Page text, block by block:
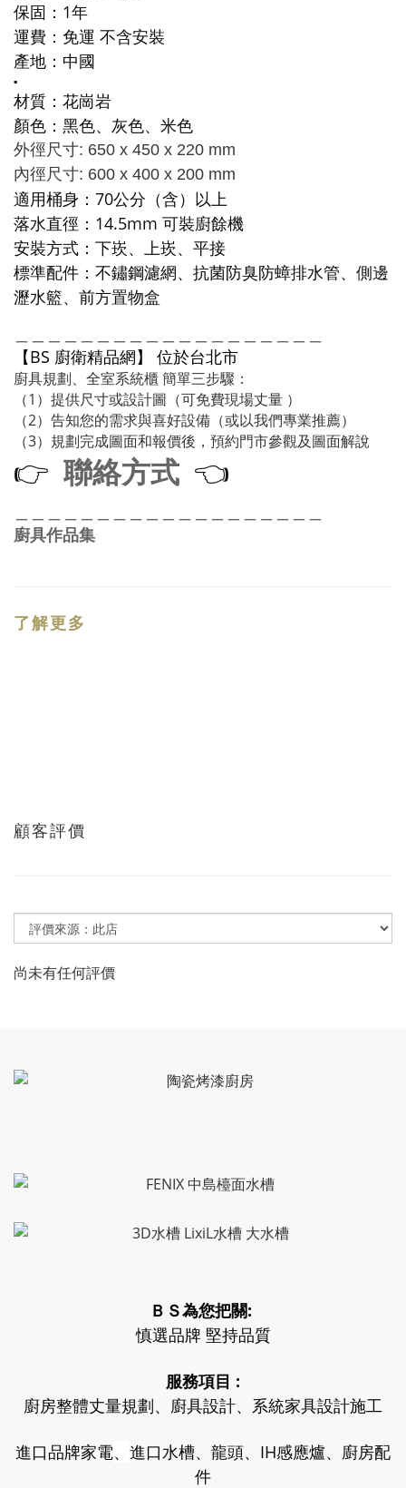
保固：1年
運費： 免運 不含安裝
產地：中國
▪️
材質：花崗岩
顏色：黑色、灰色、米色
外徑尺寸: 650 x 450 x 220 mm
內徑尺寸: 600 x 400 x 200 mm
適用桶身：70公分（含）以上
落水直徑：14.5mm 可裝廚餘機
安裝方式：下崁、上崁、平接
標準配件：不鏽鋼濾網、抗菌防臭防蟑排水管、側邊
瀝水籃、前方置物盒
【BS 廚衛精品網】 位於台北市
廚具規劃、全室系統櫃 簡單三步驟：
（1）提供尺寸或設計圖（可免費現場丈量 ）
（2）告知您的需求與喜好設備（或以我們專業推薦）
（3）規劃完成圖面和報價後，預約門市參觀及圖面解說
👉 聯絡方式 👈
廚具作品集
了解更多
顧客評價
尚未有任何評價
ＢＳ為您把關:
慎選品牌 堅持品質
服務項目 :
廚房整體丈量規劃、廚具設計、系統家具設計施工
進口品牌家電、 進口水槽、龍頭、IH感應爐、廚房配
件